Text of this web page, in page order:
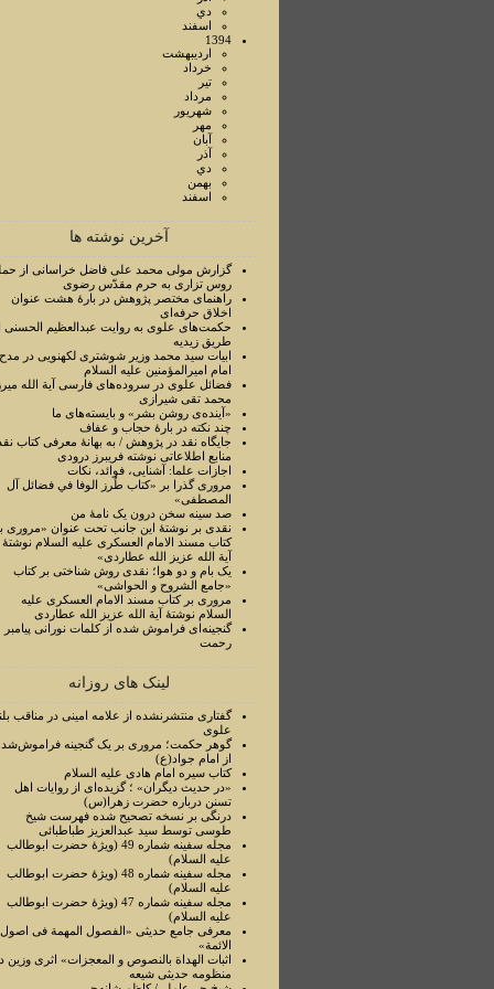
دي
اسفند
1394
ارديبهشت
خرداد
تير
مرداد
شهريور
مهر
آبان
آذر
دي
بهمن
اسفند
آخرین نوشته ها
گزارش مولی محمد علی فاضل خراسانی از
روس تزاری به حرم مقدّس رضوی
راهنمای مختصر پژوهش در بارۀ هشت عنوان
اخلاق حرفه‌ای
حکمت‌های علوی به روایت عبدالعظیم الحسنی
طریق زیدیه
ابیات سید محمد وزیر شوشتری لکهنویی در مدح
امام امیرالمؤمنین علیه السلام
فضائل علوی در سروده‌های فارسی آیة الله
محمد تقی شیرازی
«آینده‌ی روشن بشر» و بایسته‌های ما
چند نکته در بارۀ حجاب و عفاف
جایگاه نقد در پژوهش / به بهانۀ معرفی کتاب نقد
منابع اطلاعاتی نوشته فریبرز درودی
اجازات علما: آشنایی، فوائد، نکات
مروری گذرا بر «کتاب طُرز الوفا في فضائل آل
المصطفی»
صد سینه سخن درون یک نامۀ من
نقدی بر نوشتۀ این جانب تحت عنوان «مروری
کتاب مسند الامام العسکری علیه السلام نوشتۀ
آیة الله عزیز الله عطاردی»
یک بام و دو هوا؛ نقدی روش شناختی بر کتاب
«جامع الشروح و الحواشی»
مروری بر کتاب مسند الامام العسکری علیه
السلام نوشتۀ آیة الله عزیز الله عطاردی
گنجینه‌ای فراموش شده از کلمات نورانی پیامبر
رحمت
لینک های روزانه
گفتاری منتشرنشده از علامه امینی در مناقب
علوی
گوهر حکمت؛ مروری بر یک گنجینه
از امام جواد(ع)
کتاب سیره امام هادی علیه السلام
«در حدیث دیگران» ؛ گزیده‌ای از روایات اهل
تسنن درباره حضرت زهرا(س)
درنگی بر نسخه تصحیح شده فهرست شیخ
طوسی توسط سید عبدالعزیز طباطبائی
مجله سفینه شماره 49 (ویژۀ حضرت ابوطالب
علیه السلام)
مجله سفینه شماره 48 (ویژۀ حضرت ابوطالب
علیه السلام)
مجله سفینه شماره 47 (ویژۀ حضرت ابوطالب
علیه السلام)
معرفی جامع حدیثی «الفصول المهمة فی اصول
الائمة»
اثبات الهداة بالنصوص و المعجزات» اثری وزین
منظومه حدیثی شیعه